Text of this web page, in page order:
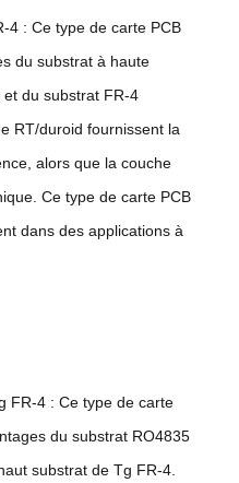
4 : Ce type de carte PCB
du substrat à haute
du substrat FR-4
RT/duroid fournissent la
alors que la couche
Ce type de carte PCB
dans des applications à
FR-4 : Ce type de carte
du substrat RO4835
substrat de Tg FR-4.